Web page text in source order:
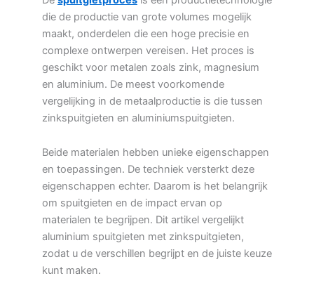
die de productie van grote volumes mogelijk
maakt, onderdelen die een hoge precisie en
complexe ontwerpen vereisen. Het proces is
geschikt voor metalen zoals zink, magnesium
en aluminium. De meest voorkomende
vergelijking in de metaalproductie is die tussen
zinkspuitgieten en aluminiumspuitgieten.
Beide materialen hebben unieke eigenschappen
en toepassingen. De techniek versterkt deze
eigenschappen echter. Daarom is het belangrijk
om spuitgieten en de impact ervan op
materialen te begrijpen. Dit artikel vergelijkt
aluminium spuitgieten met zinkspuitgieten,
zodat u de verschillen begrijpt en de juiste keuze
kunt maken.